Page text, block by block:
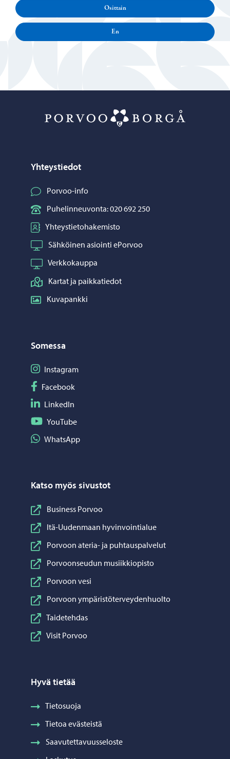
Osittain
En
Yhteystiedot
Porvoo-info
Puhelinneuvonta: 020 692 250
Yhteystietohakemisto
Sähköinen asiointi ePorvoo
Verkkokauppa
Kartat ja paikkatiedot
Kuvapankki
Somessa
Seuraa Instagram
Instagram
Seuraa Facebook
Facebook
Seuraa LinkedIn
LinkedIn
Seuraa YouTube
YouTube
Jaa WhatsApp
WhatsApp
Katso myös sivustot
Business Porvoo
Itä-Uudenmaan hyvinvointialue
Porvoon ateria- ja puhtauspalvelut
Porvoonseudun musiikkiopisto
Porvoon vesi
Porvoon ympäristöterveydenhuolto
Taidetehdas
Visit Porvoo
Hyvä tietää
Tietosuoja
Tietoa evästeistä
Saavutettavuusseloste